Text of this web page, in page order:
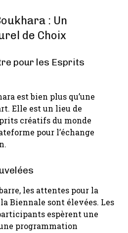
: Un
de Choix
pour les Esprits
est bien plus qu’une
Elle est un lieu de
créatifs du monde
pour l’échange
les attentes pour la
Biennale sont élevées. Les
espèrent une
programmation